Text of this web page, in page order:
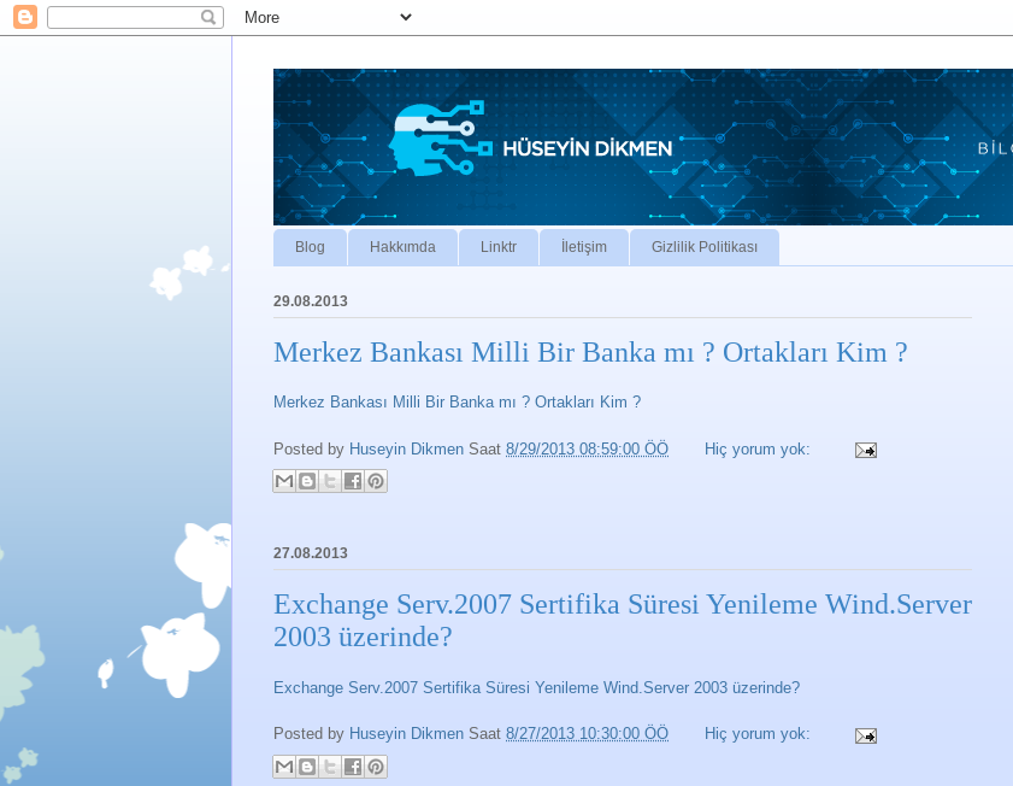
Blog Hakkımda Linktr İletişim Gizlilik Politikası
29.08.2013
Merkez Bankası Milli Bir Banka mı ? Ortakları Kim ?
Merkez Bankası Milli Bir Banka mı ? Ortakları Kim ?
Posted by Huseyin Dikmen Saat 8/29/2013 08:59:00 ÖÖ Hiç yorum yok:
27.08.2013
Exchange Serv.2007 Sertifika Süresi Yenileme Wind.Server
2003 üzerinde?
Exchange Serv.2007 Sertifika Süresi Yenileme Wind.Server 2003 üzerinde?
Posted by Huseyin Dikmen Saat 8/27/2013 10:30:00 ÖÖ Hiç yorum yok: